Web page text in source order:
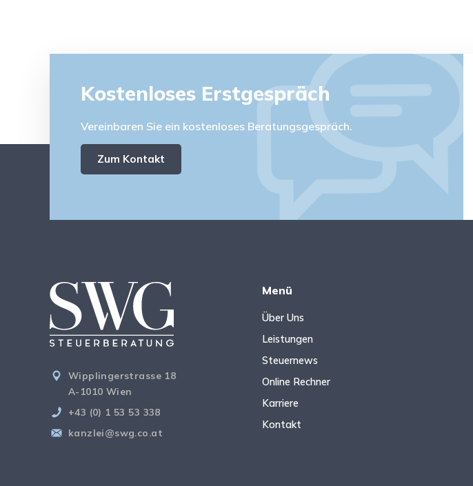
Kostenloses Erstgespräch
Vereinbaren Sie ein kostenloses Beratungsgespräch.
Zum Kontakt
Wipplingerstrasse 18
A-1010 Wien
+43 (0) 1 53 53 338
kanzlei@swg.co.at
Menü
Über Uns
Leistungen
Steuernews
Online Rechner
Karriere
Kontakt